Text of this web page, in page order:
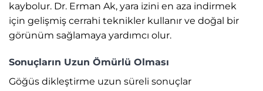
kaybolur. Dr. Erman Ak, yara izini en aza indirmek
için gelişmiş cerrahi teknikler kullanır ve doğal bir
görünüm sağlamaya yardımcı olur.
Sonuçların Uzun Ömürlü Olması
Göğüs dikleştirme uzun süreli sonuçlar